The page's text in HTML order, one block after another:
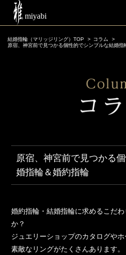
結婚指輪（マリッジリング）TOP
コラム
原宿、神宮前で見つかる個性的でシンプルな結婚指
原宿、神宮前で見つかる
婚指輪＆婚約指輪
婚約指輪・結婚指輪に求めるこだ
か？
ジュエリーショップのカタログや
素敵なリングがたくさんあります。